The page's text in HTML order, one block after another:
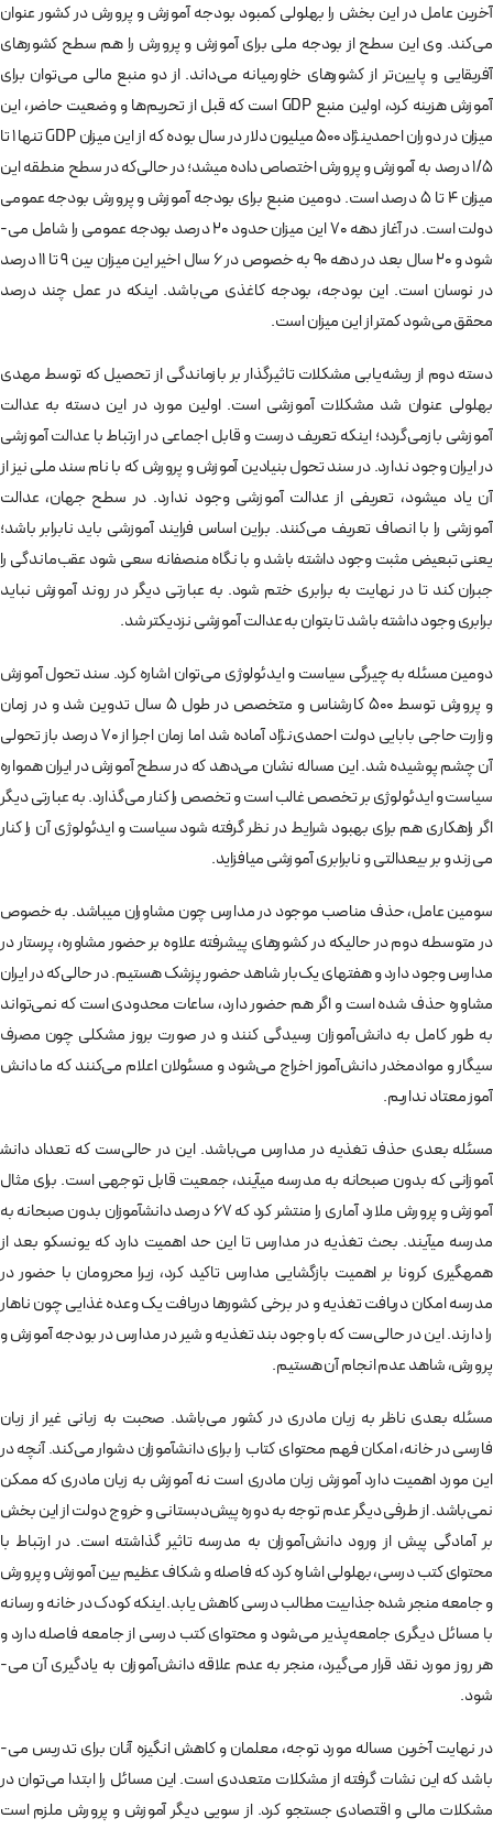
آخرین عامل در این بخش را بهلولی کمبود بودجه آموزش و پرورش در کشور عنوان
می‌­کند. وی این سطح از بودجه ملی برای آموزش و پرورش را هم­ سطح کشورهای
آفریقایی و پایین‌­تر از کشورهای خاورمیانه می‎‌داند. از دو منبع مالی می‌­توان برای
آموزش هزینه کرد، اولین منبع GDP است که قبل از تحریم‌­ها و وضعیت حاضر، این
میزان در دوران احمدی‎­نژاد 500 میلیون دلار در سال بوده که از این میزان GDP تنها 1 تا
1/5 درصد به آموزش و پرورش اختصاص داده می­‎شد؛ در حالی‌که در سطح منطقه این
میزان 4 تا 5 درصد است. دومین منبع برای بودجه آموزش و پرورش بودجه عمومی
دولت است. در آغاز دهه 70 این میزان حدود 20 درصد بودجه عمومی را شامل می‌­
شود و 20 سال بعد در دهه 90 به خصوص در 6 سال اخیر این میزان بین 9 تا 11 درصد
در نوسان است. این بودجه، بودجه کاغذی می‌باشد. اینکه در عمل چند درصد
محقق می‌­شود کمتر از این میزان است.
دسته دوم از ریشه‌­یابی مشکلات تاثیرگذار بر بازماندگی از تحصیل که توسط مهدی
بهلولی عنوان شد مشکلات آموزشی است. اولین مورد در این دسته به عدالت
آموزشی بازمی­‌گردد؛ اینکه تعریف درست و قابل اجماعی در ارتباط با عدالت آموزشی
در ایران وجود ندارد. در سند تحول بنیادین آموزش و پرورش که با نام سند ملی نیز از
آن یاد می‎­شود، تعریفی از عدالت آموزشی وجود ندارد. در سطح جهان، عدالت
آموزشی را با انصاف تعریف می­‌کنند. براین اساس فرایند آموزشی باید نابرابر باشد؛
یعنی تبعیض مثبت وجود داشته باشد و با نگاه منصفانه سعی شود عقب‌­ماندگی را
جبران کند تا در نهایت به برابری ختم شود. به عبارتی دیگر در روند آموزش نباید
برابری وجود داشته باشد تا بتوان به عدالت آموزشی نزدیک­تر شد.
دومین مسئله به چیرگی سیاست و ایدئولوژی می‌توان اشاره کرد. سند تحول آموزش
و پرورش توسط 500 کارشناس و متخصص در طول 5 سال تدوین شد و در زمان
وزارت حاجی بابایی دولت احمدی‌­نژاد آماده شد اما زمان اجرا از 70 درصد باز تحولی
آن چشم پوشیده شد. این مساله نشان می‌­دهد که در سطح آموزش در ایران همواره
سیاست و ایدئولوژی بر تخصص غالب است و تخصص را کنار می‌گذارد. به عبارتی دیگر
اگر راهکاری هم برای بهبود شرایط در نظر گرفته شود سیاست و ایدئولوژی آن را کنار
می‌­زند و بر بی‎­عدالتی و نابرابری آموزشی می­افزاید.
سومین عامل‌، حذف مناصب موجود در مدارس چون مشاوران میباشد. به خصوص
در متوسطه دوم در حالیکه در کشورهای پیشرفته علاوه بر حضور مشاوره، پرستار در
مدارس وجود دارد و هفتهای یک‌بار شاهد حضور پزشک هستیم. در حالی‌که در ایران
مشاوره حذف شده است و اگر هم حضور دارد‌، ساعات محدودی است که نمی‌­تواند
به طور کامل به دانش‌­آموزان رسیدگی کنند و در صورت بروز مشکلی چون مصرف
سیگار و موادمخدر دانش‌­آموز اخراج می‌­شود و مسئولان اعلام می‌­کنند که ما دانش­‌
آموز معتاد نداریم.
آموزانی که بدون صبحانه به مدرسه می‎­آیند، جمعیت قابل توجهی است. برای مثال
آموزش و پرورش ملارد آماری را منتشر کرد که 67 درصد دانش­‎آموزان بدون صبحانه به
مدرسه می­‎آیند. بحث تغذیه در مدارس تا این حد اهمیت دارد که یونسکو بعد از
همه‎­گیری کرونا بر اهمیت بازگشایی مدارس تاکید کرد، زیرا محرومان با حضور در
مدرسه امکان دریافت تغذیه و در برخی کشورها دریافت یک وعده غذایی چون ناهار
را دارند. این در حالی‌ست که با وجود بند تغذیه و شیر در مدارس در بودجه آموزش و
پرورش، شاهد عدم انجام آن هستیم.
مسئله بعدی ناظر به زبان مادری در کشور می‌­باشد. صحبت به زبانی غیر از زبان
فارسی در خانه، امکان فهم محتوای کتاب را برای دانشآموزان دشوار می‌کند. آنچه در
این مورد اهمیت دارد آموزش زبان مادری است نه آموزش به زبان مادری که ممکن
نمی‌­باشد. از طرفی دیگر عدم توجه به دوره پیش­‌دبستانی و خروج دولت از این بخش
بر آمادگی پیش از ورود دانش‌­آموزان به مدرسه تاثیر گذاشته است. در ارتباط با
محتوای کتب درسی، بهلولی اشاره کرد که فاصله و شکاف عظیم بین آموزش و پرورش
و جامعه منجر شده جذابیت مطالب درسی کاهش یابد. اینکه کودک در خانه و رسانه
با مسائل دیگری جامعه‌­پذیر می‌­شود و محتوای کتب درسی از جامعه فاصله دارد و
هر روز مورد نقد قرار می‌­گیرد، منجر به عدم علاقه دانش‌­آموزان به یادگیری آن می‌­
شود.
در نهایت آخرین مساله مورد توجه، معلمان و کاهش انگیزه آنان برای تدریس می‌­
باشد که این نشات گرفته از مشکلات متعددی است. این مسائل را ابتدا می‌­توان در
مشکلات مالی و اقتصادی جستجو کرد. از سویی دیگر آموزش و پرورش ملزم است